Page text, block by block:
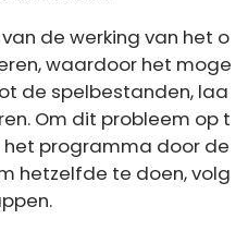
de werking van het o
waardoor het moge
de spelbestanden, laa
Om dit probleem op t
het programma door de
hetzelfde te doen, volg